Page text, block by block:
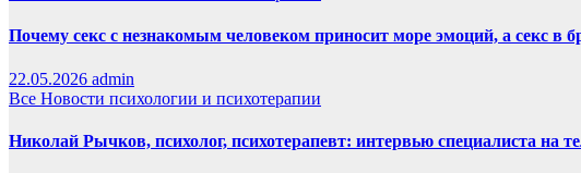
Почему секс с незнакомым человеком приносит море эмоций, а секс в
22.05.2026 admin
Все Новости психологии и психотерапии
Николай Рычков, психолог, психотерапевт: интервью специалиста на